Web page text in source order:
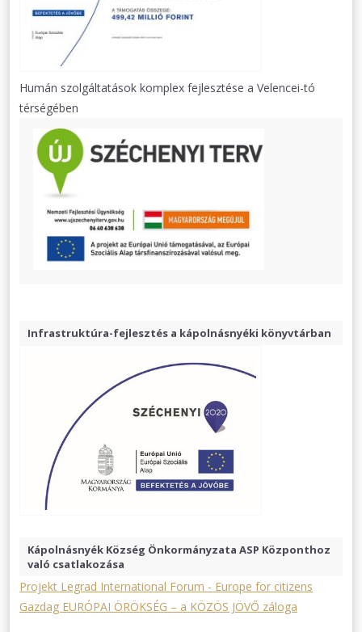
Humán szolgáltatások komplex fejlesztése a Velencei-tó
térségében
Infrastruktúra-fejlesztés a kápolnásnyéki könyvtárban
Kápolnásnyék Község Önkormányzata ASP Központhoz
való csatlakozása
Projekt Legrad International Forum - Europe for citizens
Gazdag EURÓPAI ÖRÖKSÉG – a KÖZÖS JÖVŐ záloga